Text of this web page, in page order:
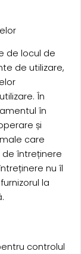
de locul de
de utilizare,
În
în
și
care
de întreținere
nu îl
la
controlul